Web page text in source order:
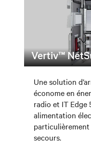
Vertiv™
Une solution
économe en
radio et IT Edge
alimentation
secours.